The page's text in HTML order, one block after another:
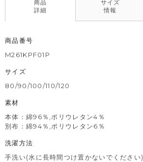
商品
詳細
サイズ
情報
商品番号
M261KPF01P
サイズ
80/90/100/110/120
素材
本体：綿96％,ポリウレタン4％
別布：綿94％,ポリウレタン6％
洗濯方法
手洗い(水に長時間つけ置かないでください)